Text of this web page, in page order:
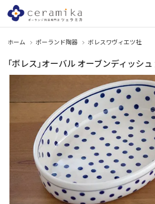
ホーム ポーランド陶器 ボレスワヴィエツ社
「ボレス」オーバル オーブンディッシュ